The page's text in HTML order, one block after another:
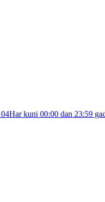
Har kuni 00:00 dan 23:59